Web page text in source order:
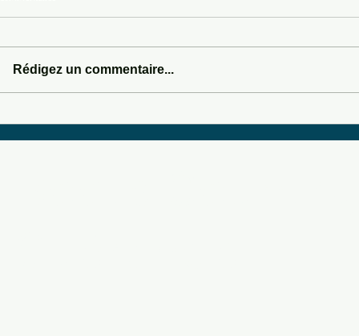
DASHBOARD DRUMMER
Rédigez un commentaire...